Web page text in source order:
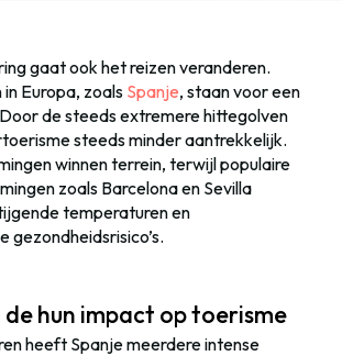
gaat ook het reizen veranderen.
Europa, zoals Spanje, staan voor een
de steeds extremere hittegolven
steeds minder aantrekkelijk.
winnen terrein, terwijl populaire
zoals Barcelona en Sevilla
temperaturen en
hun impact op toerisme
heeft Spanje meerdere intense